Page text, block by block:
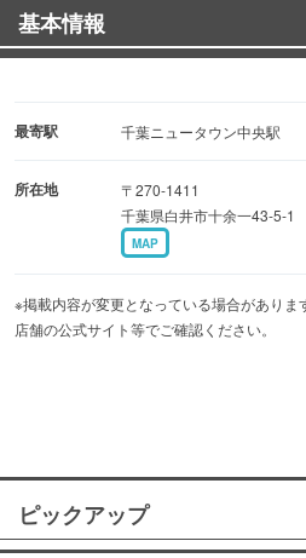
基本情報
最寄駅 千葉ニュータウン中央駅
所在地
〒270-1411
千葉県白井市十余一43-5-1
MAP
※掲載内容が変更となっている場合がありま
店舗の公式サイト等でご確認ください。
ピックアップ